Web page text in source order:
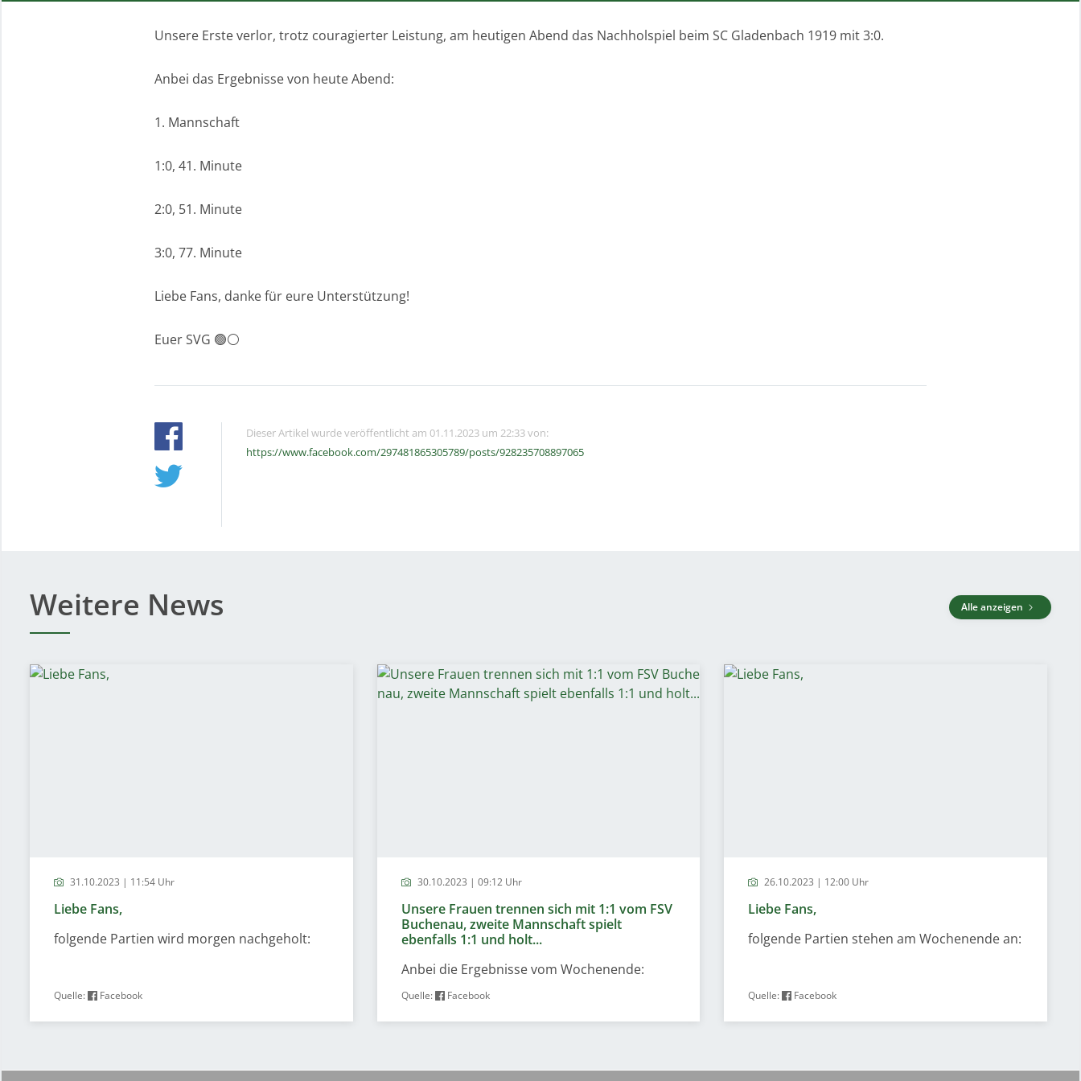
Unsere Erste verlor, trotz couragierter Leistung, am heutigen Abend das Nachholspiel beim SC Gladenbach 1919 mit 3:0.
Anbei das Ergebnisse von heute Abend:
1. Mannschaft
1:0, 41. Minute
2:0, 51. Minute
3:0, 77. Minute
Liebe Fans, danke für eure Unterstützung!
Euer SVG 🟢⚪️
Dieser Artikel wurde veröffentlicht am 01.11.2023 um 22:33 von:
https://www.facebook.com/297481865305789/posts/928235708897065
Weitere News Alle anzeigen
31.10.2023 | 11:54 Uhr
Liebe Fans,
folgende Partien wird morgen nachgeholt:
Quelle: Facebook
30.10.2023 | 09:12 Uhr
Unsere Frauen trennen sich mit 1:1 vom FSV
Buchenau, zweite Mannschaft spielt
ebenfalls 1:1 und holt...
Anbei die Ergebnisse vom Wochenende:
Quelle: Facebook
26.10.2023 | 12:00 Uhr
Liebe Fans,
folgende Partien stehen am Wochenende an:
Quelle: Facebook